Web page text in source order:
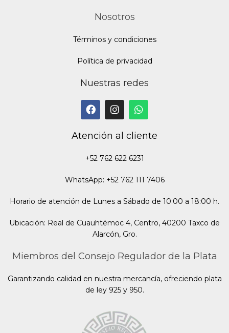
Nosotros
Términos y condiciones
Política de privacidad
Nuestras redes
Atención al cliente
+52 762 622 6231
WhatsApp: +52 762 111 7406
Horario de atención de Lunes a Sábado de 10:00 a 18:00 h.
Ubicación: Real de Cuauhtémoc 4, Centro, 40200 Taxco de
Alarcón, Gro.
Miembros del Consejo Regulador de la Plata
Garantizando calidad en nuestra mercancía, ofreciendo plata
de ley 925 y 950.